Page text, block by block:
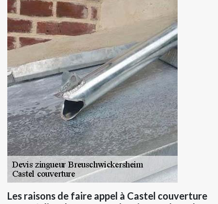
Les raisons de faire appel à Castel couverture